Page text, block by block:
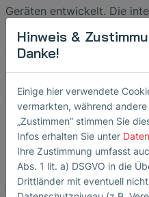
Geräten entwickelt. Die
dem internationalen
AMD1:2015. Die
schützen den Sensor vor
Veränderungen der
verursacht werden
Blutleckdetektor die
bewährte Hardware-
Algorithmen tragen zu
Hinweis &
Danke!
Einige hier verwendete
vermarkten, während
„Zustimmen” stimmen Sie
Infos erhalten Sie unter
Ihre Zustimmung umfasst
Abs. 1 lit. a) DSGVO in die
Drittländer mit eventuell